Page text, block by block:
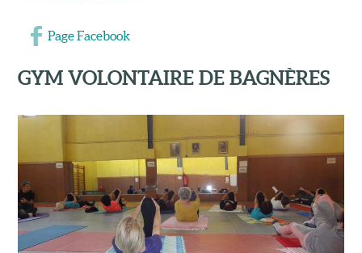
Page Facebook
GYM VOLONTAIRE DE BAGNÈRES